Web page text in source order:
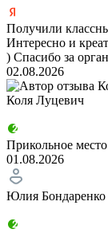
Получили
Интересно и
) Спасибо за
02.08.2026
Коля Луцевич
Прикольное
01.08.2026
Юлия Бондаренко